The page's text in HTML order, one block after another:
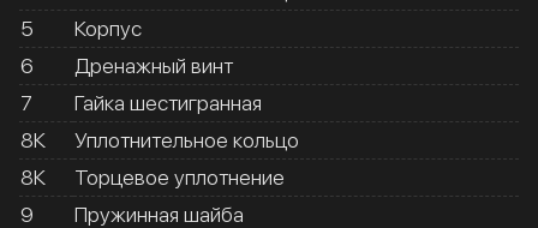
5
Корпус
6
Дренажный винт
7
Гайка шестигранная
8К
Уплотнительное кольцо
8К
Торцевое уплотнение
9
Пружинная шайба